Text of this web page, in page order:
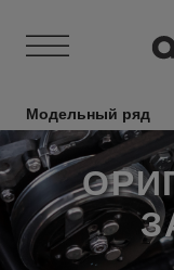
Модельный ряд